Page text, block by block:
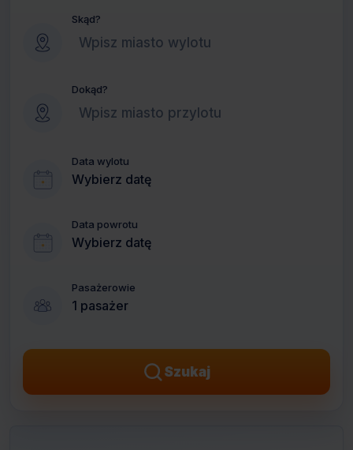
Skąd?
Dokąd?
Data wylotu
Wybierz datę
Data powrotu
Wybierz datę
Pasażerowie
1 pasażer
Szukaj